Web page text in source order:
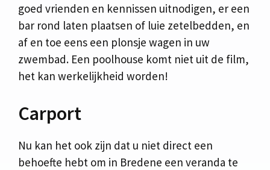
goed vrienden en kennissen uitnodigen, er een
bar rond laten plaatsen of luie zetelbedden, en
af en toe eens een plonsje wagen in uw
zwembad. Een poolhouse komt niet uit de film,
het kan werkelijkheid worden!
Carport
Nu kan het ook zijn dat u niet direct een
behoefte hebt om in Bredene een veranda te